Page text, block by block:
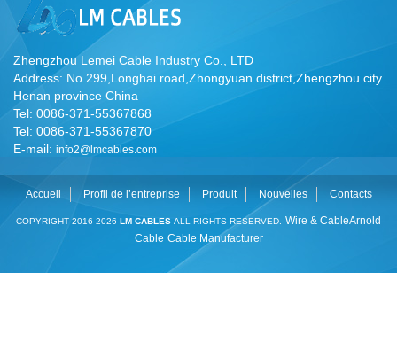
Zhengzhou Lemei Cable Industry Co., LTD
Address: No.299,Longhai road,Zhongyuan district,Zhengzhou city
Henan province China
Tel: 0086-371-55367868
Tel: 0086-371-55367870
E-mail: info2@lmcables.com
Accueil Profil de l’entreprise Produit Nouvelles Contacts
COPYRIGHT 2016-2026 LM CABLES ALL RIGHTS RESERVED. Wire & CableArnold
Cable Cable Manufacturer